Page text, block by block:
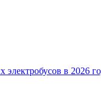
в 2026